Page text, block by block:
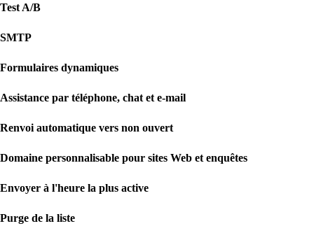
Test A/B
SMTP
Formulaires dynamiques
Assistance par téléphone, chat et e-mail
Renvoi automatique vers non ouvert
Domaine personnalisable pour sites Web et enquêtes
Envoyer à l'heure la plus active
Purge de la liste